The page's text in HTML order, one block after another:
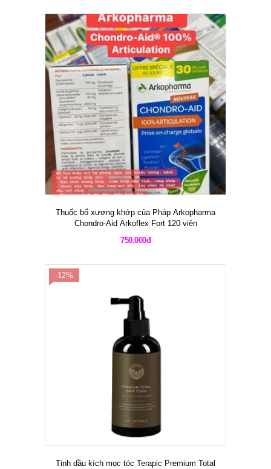
Thuốc bổ xương khớp của Pháp Arkopharma
Chondro-Aid Arkoflex Fort 120 viên
750.000đ
-12%
Tinh dầu kích mọc tóc Terapic Premium Total